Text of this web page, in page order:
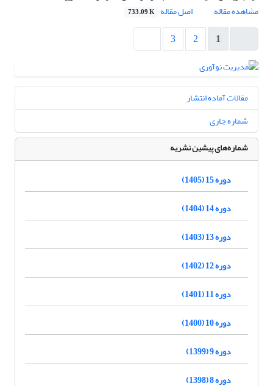
مشاهده مقاله
اصل مقاله 733.09 K
1
2
3
مقالات آماده انتشار
شماره جاری
شماره‌های پیشین نشریه
دوره 15 (1405)
دوره 14 (1404)
دوره 13 (1403)
دوره 12 (1402)
دوره 11 (1401)
دوره 10 (1400)
دوره 9 (1399)
دوره 8 (1398)